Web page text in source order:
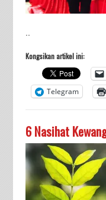
Kongsikan artikel ini:
Telegram
6 Nasihat